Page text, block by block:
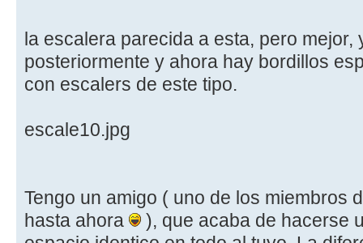
la escalera parecida a esta, pero mejor,
posteriormente y ahora hay bordillos
con escalers de este tipo.
escale10.jpg
Tengo un amigo ( uno de los miembros
hasta ahora
), que acaba de hacerse